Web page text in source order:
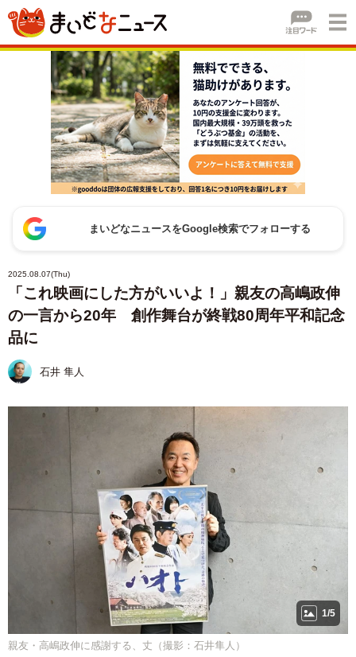
まいどなニュースをGoogle検索でフォローする
2025.08.07(Thu)
「これ映画にした方がいいよ！」親友の高嶋政伸
の一言から20年 創作舞台が終戦80周年平和記念
品に
石井 隼人
1/5
親友・高嶋政伸に感謝する、丈（撮影：石井隼人）